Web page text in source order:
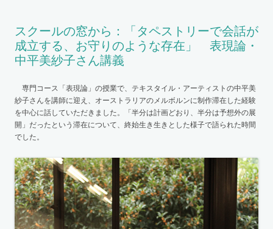
スクールの窓から：「タペストリーで会話が
成立する、お守りのような存在」 表現論・
中平美紗子さん講義
専門コース「表現論」の授業で、テキスタイル・アーティストの中平美
紗子さんを講師に迎え、オーストラリアのメルボルンに制作滞在した経験
を中心に話していただきました。「半分は計画どおり、半分は予想外の展
開」だったという滞在について、終始生き生きとした様子で語られた時間
でした。